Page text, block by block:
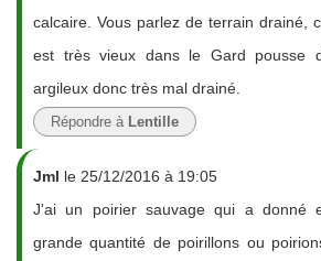
calcaire. Vous parlez de terrain drainé,
est très vieux dans le Gard pousse
argileux donc très mal drainé.
Répondre à Lentille
Jml le 25/12/2016 à 19:05
J'ai un poirier sauvage qui a donné
grande quantité de poirillons ou